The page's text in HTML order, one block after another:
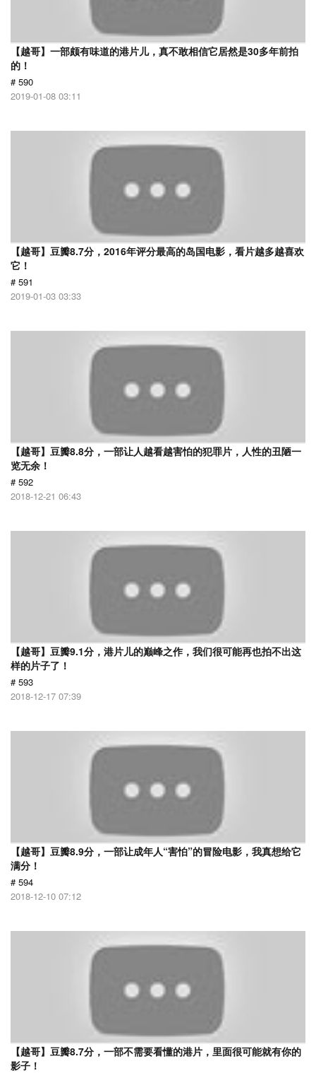
【越哥】一部颇有味道的港片儿，真不敢相信它居然是30多年前拍
的！
# 590
2019-01-08 03:11
【越哥】豆瓣8.7分，2016年评分最高的岛国电影，看片越多越喜欢
它！
# 591
2019-01-03 03:33
【越哥】豆瓣8.8分，一部让人越看越害怕的犯罪片，人性的丑陋一
览无余！
# 592
2018-12-21 06:43
【越哥】豆瓣9.1分，港片儿的巅峰之作，我们很可能再也拍不出这
样的片子了！
# 593
2018-12-17 07:39
【越哥】豆瓣8.9分，一部让成年人“害怕”的冒险电影，我真想给它
满分！
# 594
2018-12-10 07:12
【越哥】豆瓣8.7分，一部不需要看懂的港片，里面很可能就有你的
影子！